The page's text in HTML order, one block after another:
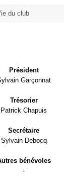
du club
Président
Garçonnat
Trésorier
Patrick Chapuis
Secrétaire
Sylvain Debocq
bénévoles
-